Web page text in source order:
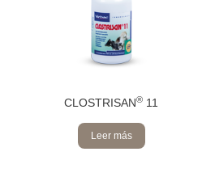
CLOSTRISAN® 11
Leer más